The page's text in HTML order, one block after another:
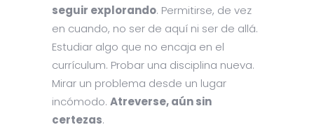
seguir explorando. Permitirse, de vez
en cuando, no ser de aquí ni ser de allá.
Estudiar algo que no encaja en el
currículum. Probar una disciplina nueva.
Mirar un problema desde un lugar
incómodo. Atreverse, aún sin
certezas.